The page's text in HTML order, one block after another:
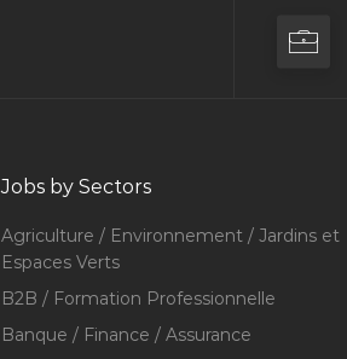
Jobs by Sectors
Agriculture / Environnement / Jardins et
Espaces Verts
B2B / Formation Professionnelle
Banque / Finance / Assurance